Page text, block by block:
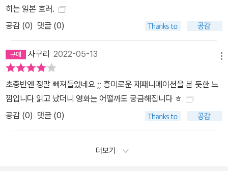
히는 일본 호러.
공감 (0) 댓글 (0)
사구리 2022-05-13
초중반엔 정말 빠져들었네요 ;; 흥미로운 재패니메이션을 본 듯한 느
낌입니다 읽고 났더니 영화는 어떨까도 궁금해집니다 ㅎ
공감 (0) 댓글 (0)
더보기